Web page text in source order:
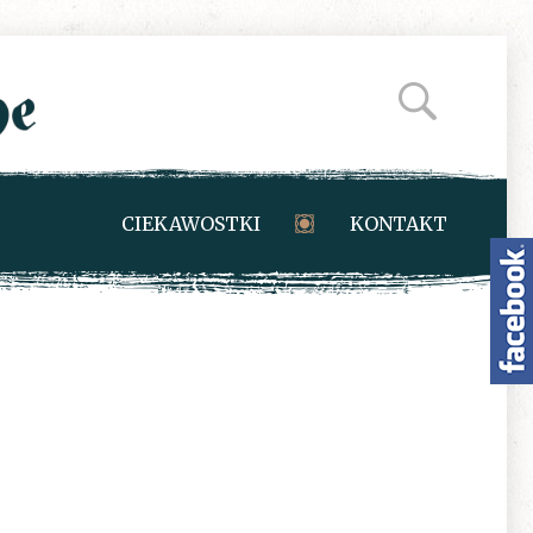
CIEKAWOSTKI KONTAKT